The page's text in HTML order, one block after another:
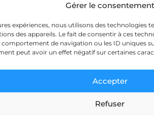
Gérer le consentement
expériences, nous utilisons des technologies
des appareils. Le fait de consentir à ces
comportement de navigation ou les ID uniques
peut avoir un effet négatif sur certaines
Accepter
Refuser